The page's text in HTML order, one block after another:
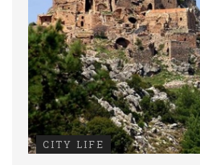
CITY LIFE